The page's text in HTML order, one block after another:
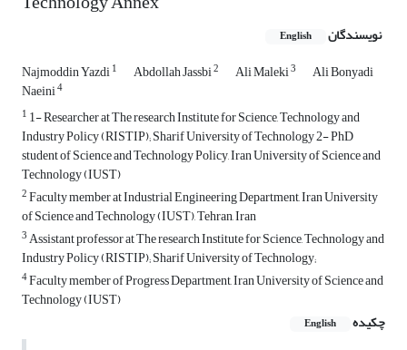
نویسندگان English
Najmoddin Yazdi1 Abdollah Jassbi2 Ali Maleki3 Ali Bonyadi
Naeini4
1 1- Researcher at The research Institute for Science, Technology and
Industry Policy (RISTIP); Sharif University of Technology 2- PhD
student of Science and Technology Policy, Iran University of Science and
Technology (IUST)
2Faculty member at Industrial Engineering Department, Iran University
of Science and Technology (IUST), Tehran, Iran
3Assistant professor at The research Institute for Science, Technology and
Industry Policy (RISTIP); Sharif University of Technology;
4Faculty member of Progress Department, Iran University of Science and
Technology (IUST)
چکیده
English